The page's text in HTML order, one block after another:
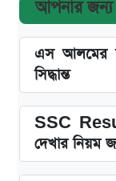
আপনার জন্য
এস আলমের
সিদ্ধান্ত
SSC
দেখার নিয়ম